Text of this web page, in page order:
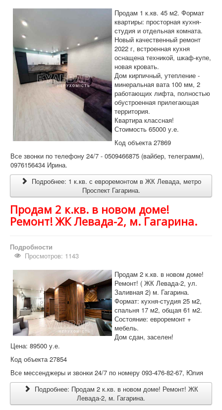
Продам 1 к.кв. 45 м2. Формат
квартиры: просторная кухня-
студия и отдельная комната.
Новый качественный ремонт
2022 г, встроенная кухня
оснащена техникой, шкаф-купе,
новая кровать.
Дом кирпичный, утепление -
минеральная вата 100 мм, 2
работающих лифта, полностью
обустроенная прилегающая
территория.
Квартира классная!
Стоимость 65000 у.е.
Код объекта 27869
Все звонки по телефону 24/7 - 0509466875 (вайбер, телеграмм),
0976156434 Ирина.
Подробнее: 1 к.кв. с евроремонтом в ЖК Левада, метро
Проспект Гагарина.
Продам 2 к.кв. в новом доме!
Ремонт! ЖК Левада-2, м. Гагарина.
Подробности
Просмотров: 1143
Продам 2 к.кв. в новом доме!
Ремонт! ( ЖК Левада-2, ул.
Заливная 2) м. Гагарина.
Формат: кухня-студия 25 м2,
спальня 17 м2, общая 61 м2.
Состояние: евроремонт +
мебель.
Дом сдан, заселен!
Цена: 89500 у.е.
Код объекта 27854
Все мессенджеры и звонки 24/7 по номеру 093-476-82-67, Юлия
Подробнее: Продам 2 к.кв. в новом доме! Ремонт! ЖК
Левада-2, м. Гагарина.